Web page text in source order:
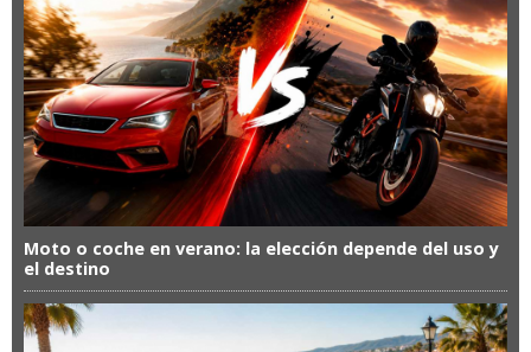
Moto o coche en verano: la elección depende del uso y
el destino